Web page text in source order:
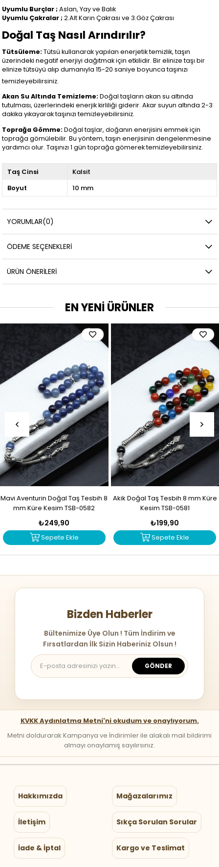
Uyumlu Burçlar ;Aslan, Yay ve Balık
Uyumlu Çakralar ;2.Alt Karın Çakrası ve 3.Göz Çakrası
Doğal Taş Nasıl Arındırılır?
Tütsüleme:Tütsü kullanarak yapılan enerjetik temizlik, taşın
üzerindeki negatif enerjiyi dağıtmak için etkilidir. Bir elinize taşı bir
elinize tütsüyü alıp dumanıyla 15-20 saniye boyunca taşınızı
temizleyebilirsiniz.
Akan Su Altında Temizleme:Doğal taşların akan su altında
tutulması, üzerlerindeki enerjik kirliliği giderir. Akar suyun altında 2-3
dakika yıkayarak taşınızı temizleyebilirsiniz.
Toprağa Gömme:Doğal taşlar, doğanın enerjisini emmek için
toprağa gömülebilir. Bu yöntem, taşın enerjisinin dengelenmesine
yardımcı olur. Taşınızı 1 gün toprağa gömerek temizleyebilirsiniz.
Taş Cinsi
Kalsit
Boyut
10 mm
YORUMLAR(0)
ÖDEME SEÇENEKLERI
ÜRÜN ÖNERILERI
EN YENİ ÜRÜNLER
Mavi Aventurin Doğal Taş Tesbih 8
mm Küre Kesim TSB-0582
₺249,90
Sepete Ekle
Akik Doğal Taş Tesbih 8 mm Küre
Kesim TSB-0581
₺199,90
Sepete Ekle
Bizden Haberler
Bültenimize Üye Olun ! Tüm İndirim ve
Fırsatlardan İlk Sizin Haberiniz Olsun !
GÖNDER
KVKK Aydınlatma Metni'ni okudum ve onaylıyorum.
Metni doldurarak Kampanya ve İndirimler ile alakalı mail bildirimi
almayı onaylamış sayılırsınız.
Hakkımızda Mağazalarımız
İletişim Sıkça Sorulan Sorular
İade & İptal Kargo ve Teslimat